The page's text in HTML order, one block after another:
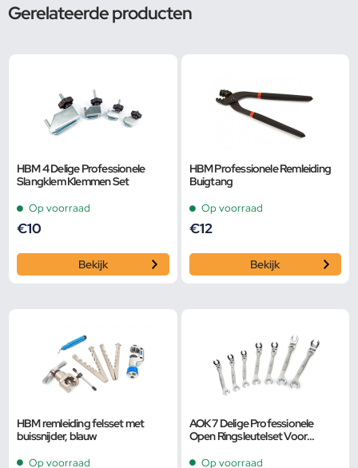
Gerelateerde producten
HBM 4 Delige Professionele
Slangklem Klemmen Set
Op voorraad
€10
Bekijk
HBM Professionele Remleiding
Buigtang
Op voorraad
€12
Bekijk
HBM remleiding felsset met
buissnijder, blauw
Op voorraad
AOK 7 Delige Professionele
Open Ringsleutelset Voor
Koppen
Op voorraad